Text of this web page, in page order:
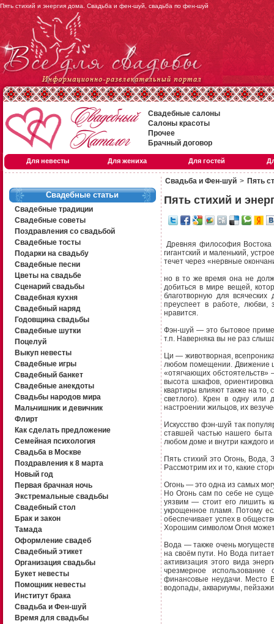
Пять стихий и энергия дома. Свадьба и фен-шуй, свадьба по фен-шуй
Свадебные салоны
Салоны красоты
Прочее
Брачный договор
Для невесты Для жениха Для гостей
Свадебные статьи
Свадебные традиции
Свадебные советы
Поздравления со свадьбой
Свадебные тосты
Подарки на свадьбу
Свадебные песни
Цветы на свадьбе
Сценарий свадьбы
Свадебная кухня
Свадебный наряд
Годовщина свадьбы
Свадебные шутки
Поцелуй
Выкуп невесты
Свадебные игры
Свадебный банкет
Свадебные анекдоты
Свадьбы народов мира
Мальчишник и девичник
Флирт
Как сделать предложение
Семейная психология
Свадьба в Москве
Поздравления к 8 марта
Новый год
Первая брачная ночь
Экстремальные свадьбы
Свадебный стол
Брак и закон
Тамада
Оформление свадеб
Свадебный этикет
Организация свадьбы
Букет невесты
Помощник невесты
Институт брака
Свадьба и Фен-шуй
Время для свадьбы
Свадьба и Фен-шуй > Пять
Пять стихий и
Древняя философия Востока
гигантский и маленький,
течет через «нервные
но в то же время она не
добиться в мире вещей,
благотворную для
преуспеет в работе, любви,
нравится.
Фэн-шуй — это бытовое
т.п. Наверняка вы не раз
Ци — животворная,
любом помещении. Движение
«отягчающих обстоятельств»
высота шкафов,
квартиры влияют также на то,
светлого). Крен в одну или
настроении жильцов, их
Искусство фэн-шуй так
ставшей частью нашего
любом доме и внутри каждого
Пять стихий это Огонь,
Рассмотрим их и то, какие
Огонь — это одна из самых
Но Огонь сам по себе не
уязвим — стоит его лишить
укрощенное пламя. Потому
обеспечивает успех в
Хорошим символом Огня
Вода — также очень
на своём пути. Но Вода
активизация этого вида
чрезмерное
финансовые неудачи. Место
водопады, аквариумы,